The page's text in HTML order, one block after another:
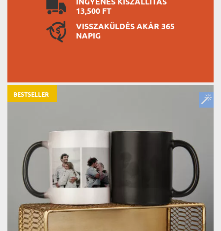
13,500 FT
VISSZAKÜLDÉS AKÁR 365
NAPIG
BESTSELLER